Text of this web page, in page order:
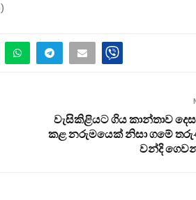
)
වැසිකිළියට ගිය කාන්තාව
කළ නරුමයෙක් නිසා ගමේ
වන්දි